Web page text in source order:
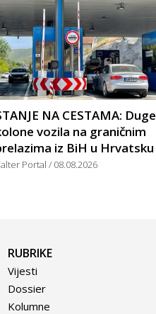
NA CESTAMA: Duge
vozila na graničnim
iz BiH u Hrvatsku
Portal 08.08.2026
RUBRIKE
Vijesti
Dossier
Kolumne